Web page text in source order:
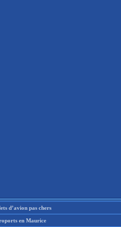
d’avion pas chers
en Maurice